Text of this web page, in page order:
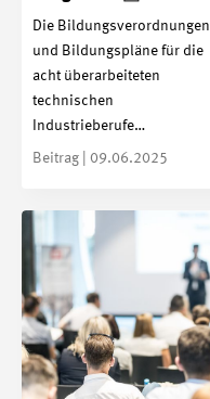
Die Bildungsverordnungen
und Bildungspläne für die
acht überarbeiteten
technischen
Industrieberufe…
Beitrag | 09.06.2025